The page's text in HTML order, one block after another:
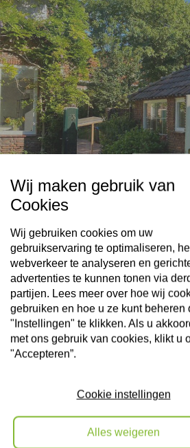
Wassenaar
Gevelisolatie Wassenaar
Wassenaar, 13-07-2020
Gevel isolatie in
Isolatiebedrijf Plus Isolatie heeft
Wij maken gebruik van
Cookies
Wij gebruiken cookies om uw
gebruikservaring te optimaliseren,
webverkeer te analyseren en
advertenties te kunnen tonen via
partijen. Lees meer over hoe wij
gebruiken en hoe u ze kunt beheren
"Instellingen" te klikken. Als u
met ons gebruik van cookies, klikt u
"Accepteren”.
Cookie instellingen
Alles weigeren